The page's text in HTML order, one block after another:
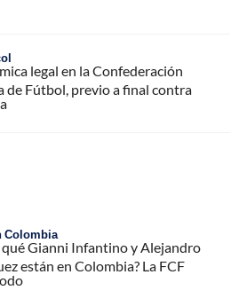
legal en la Confederación
de Fútbol, previo a final contra
Colombia
qué Gianni Infantino y Alejandro
están en Colombia? La FCF